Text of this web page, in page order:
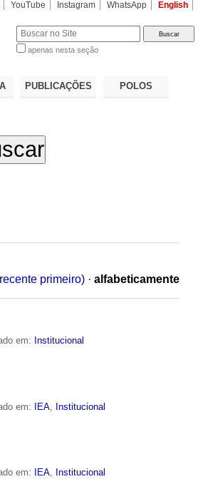
YouTube Instagram WhatsApp English
apenas nesta seção
PUBLICAÇÕES POLOS
primeiro) · alfabeticamente
em: Institucional
em: IEA Institucional
em: IEA, Institucional